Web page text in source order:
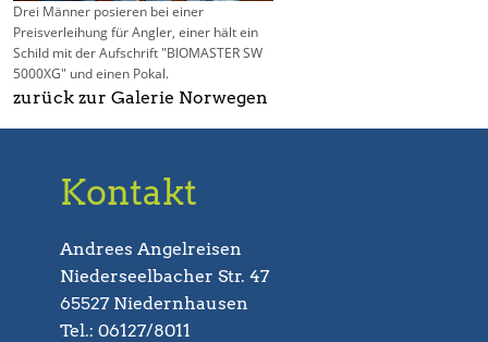
Drei Männer posieren bei einer
Preisverleihung für Angler, einer hält ein
Schild mit der Aufschrift "BIOMASTER SW
5000XG" und einen Pokal.
zurück zur Galerie Norwegen
Kontakt
Andrees Angelreisen
Niederseelbacher Str. 47
65527 Niedernhausen
Tel.: 06127/8011